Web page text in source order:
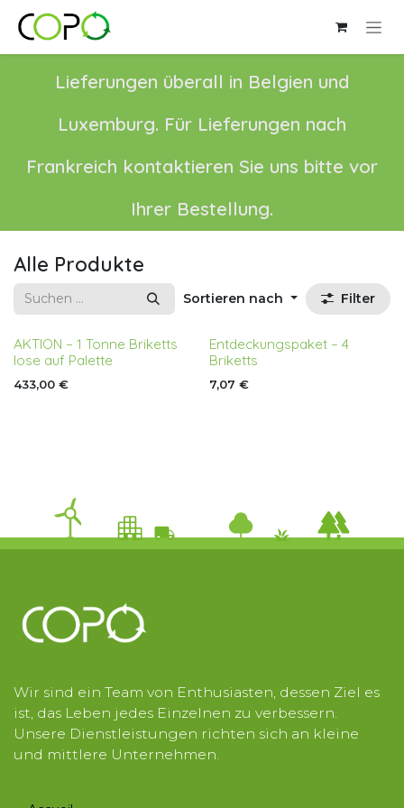
Zum Inhalt springen
Lieferungen überall in Belgien und
Luxemburg. Für Lieferungen nach
Frankreich kontaktieren Sie uns bitte vor
Ihrer Bestellung.
Alle Produkte
Sortieren nach Filter
AKTION – 1 Tonne Briketts
lose auf Palette
433,00 €
Entdeckungspaket – 4
Briketts
7,07 €
Wir sind ein Team von Enthusiasten, dessen Ziel es
ist, das Leben jedes Einzelnen zu verbessern.
Unsere Dienstleistungen richten sich an kleine
und mittlere Unternehmen.